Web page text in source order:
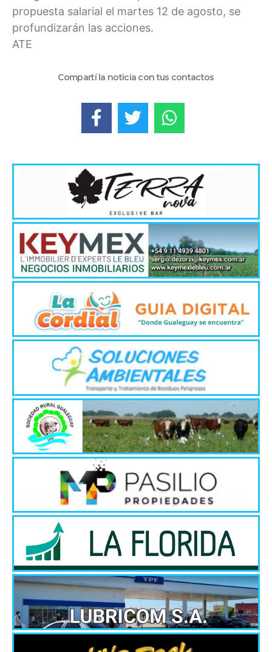
propuesta salarial el martes 12 de agosto, se
profundizarán las acciones.
ATE
Compartí la noticia con tus contactos